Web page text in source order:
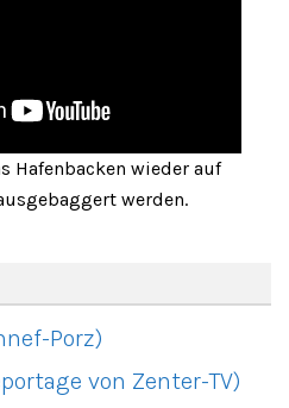
Hafenbacken wieder auf
werden.
Porz)
von Zenter-TV)